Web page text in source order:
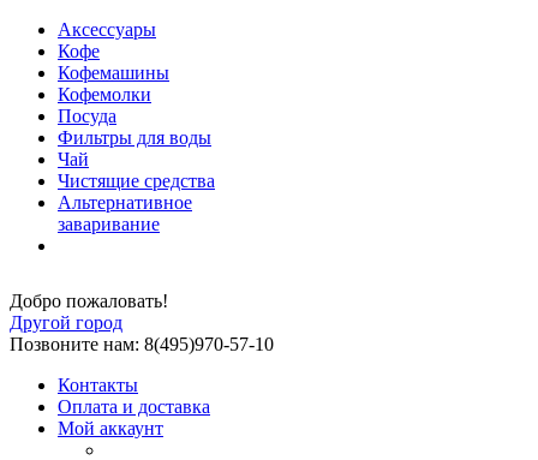
Аксессуары
Кофе
Кофемашины
Кофемолки
Посуда
Фильтры для воды
Чай
Чистящие средства
Альтернативное
заваривание
Добро пожаловать!
Другой город
Позвоните нам: 8(495)970-57-10
Контакты
Оплата и доставка
Мой аккаунт